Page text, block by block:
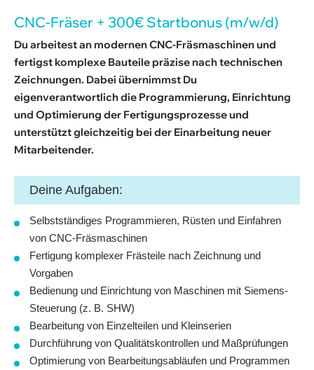
CNC-Fräser + 300€ Start­bonus (m/w/d)
Du arbeitest an modernen CNC-Fräsmaschinen und
fertigst komplexe Bauteile präzise nach technischen
Zeichnungen. Dabei übernimmst Du
eigenverantwortlich die Programmierung, Einrichtung
und Optimierung der Fertigungsprozesse und
unterstützt gleichzeitig bei der Einarbeitung neuer
Mitarbeitender.
Deine Aufgaben:
Selbstständiges Programmieren, Rüsten und Einfahren
von CNC-Fräsmaschinen
Fertigung komplexer Frästeile nach Zeichnung und
Vorgaben
Bedienung und Einrichtung von Maschinen mit Siemens-
Steuerung (z. B. SHW)
Bearbeitung von Einzelteilen und Kleinserien
Durchführung von Qualitätskontrollen und Maßprüfungen
Optimierung von Bearbeitungsabläufen und Programmen